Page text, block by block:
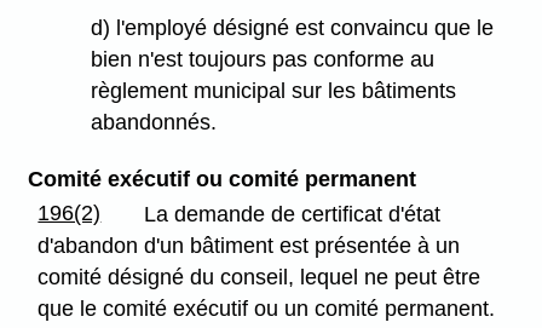
d) l'employé désigné est convaincu que le
bien n'est toujours pas conforme au
règlement municipal sur les bâtiments
abandonnés.
Comité exécutif ou comité permanent
196(2)
La demande de certificat d'état
d'abandon d'un bâtiment est présentée à un
comité désigné du conseil, lequel ne peut être
que le comité exécutif ou un comité permanent.